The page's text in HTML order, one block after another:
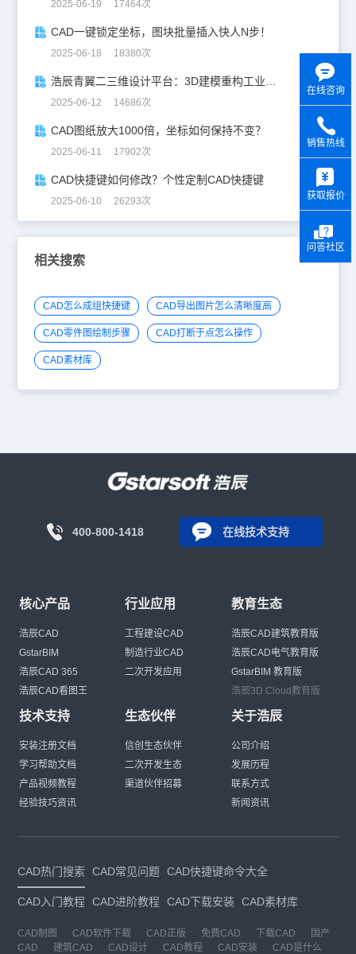
2025-06-19 17464次
CAD一键锁定坐标，图块批量插入快人N步！
2025-06-18 18380次
2025-06-12 14686次
CAD图纸放大1000倍，坐标如何保持不变？
2025-06-11 17902次
CAD快捷键如何修改？个性定制CAD快捷键
2025-06-10 26293次
相关搜索
CAD怎么成组快捷键 CAD导出图片怎么清晰度高
CAD零件图绘制步骤 CAD打断于点怎么操作
CAD素材库
400-800-1418 在线技术支持
核心产品
浩辰CAD
GstarBIM
浩辰CAD 365
浩辰CAD看图王
行业应用
工程建设CAD
制造行业CAD
二次开发应用
教育生态
浩辰CAD建筑教育版
浩辰CAD电气教育版
GstarBIM 教育版
浩辰3D Cloud教育版
技术支持
安装注册文档
学习帮助文档
产品视频教程
经验技巧资讯
生态伙伴
信创生态伙伴
二次开发生态
渠道伙伴招募
关于浩辰
公司介绍
发展历程
联系方式
新闻资讯
CAD热门搜索 CAD常见问题 CAD快捷键命令大全
CAD入门教程 CAD进阶教程 CAD下载安装 CAD素材库
CAD制图 CAD软件下载 CAD正版 免费CAD 下载CAD
国产
CAD
建筑CAD CAD设计 CAD教程 CAD安装 CAD是什么
在线咨询
销售热线
获取报价
问答社区